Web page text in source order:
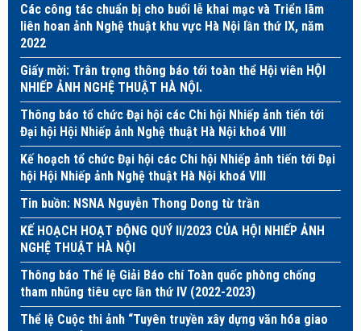
Các công tác chuẩn bị cho buổi lễ khai mạc và Triển lãm
liên hoan ảnh Nghệ thuật khu vực Hà Nội lần thứ IX, năm
2022
Giấy mời: Trân trọng thông báo tới toàn thể Hội viên HỘI
NHIẾP ẢNH NGHỆ THUẬT HÀ NỘI.
Thông báo tổ chức Đại hội các Chi hội Nhiếp ảnh tiến tới
Đại hội Hội Nhiếp ảnh Nghệ thuật Hà Nội khoá VIII
Kế hoạch tổ chức Đại hội các Chi hội Nhiếp ảnh tiến tới Đại
hội Hội Nhiếp ảnh Nghệ thuật Hà Nội khoá VIII
Tin buồn: NSNA Nguyễn Thong Dong từ trần
KẾ HOẠCH HOẠT ĐỘNG QUÝ II/2023 CỦA HỘI NHIẾP ẢNH
NGHỆ THUẬT HÀ NỘI
Thông báo Thể lệ Giải Báo chí Toàn quốc phòng chống
tham nhũng tiêu cực lần thứ IV (2022-2023)
Thể lệ Cuộc thi ảnh “Tuyên truyền xây dựng văn hóa giao